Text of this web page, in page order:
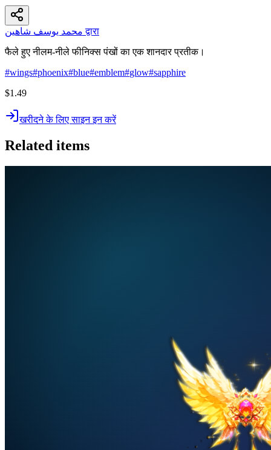
محمد يوسف شاهين द्वारा
फैले हुए नीलम-नीले फीनिक्स पंखों का एक शानदार प्रतीक।
#wings#phoenix#blue#emblem#glow#sapphire
$1.49
खरीदने के लिए साइन इन करें
Related items